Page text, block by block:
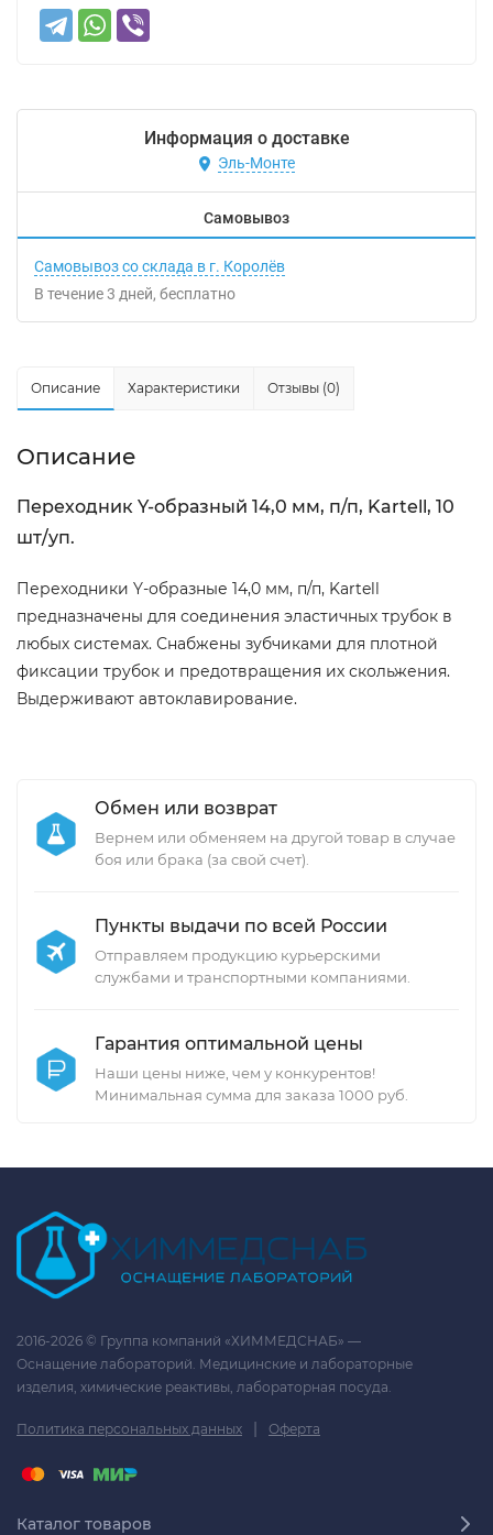
Информация о доставке
Эль-Монте
Самовывоз
Самовывоз со склада в г. Королёв
В течение3 дней Бесплатно
Описание Характеристики Отзывы (0)
Описание
Переходник Y-образный 14,0 мм, п/п, Kartell, 10
шт/уп.
Переходники Y-образные 14,0 мм, п/п, Kartell
предназначены для соединения эластичных трубок в
любых системах. Снабжены зубчиками для плотной
фиксации трубок и предотвращения их скольжения.
Выдерживают автоклавирование.
Обмен или возврат
Вернем или обменяем на другой товар в случае
боя или брака (за свой счет).
Пункты выдачи по всей России
Отправляем продукцию курьерскими
службами и транспортными компаниями.
Гарантия оптимальной цены
Наши цены ниже, чем у конкурентов!
Минимальная сумма для заказа 1000 руб.
2016-2026 © Группа компаний «ХИММЕДСНАБ» —
Оснащение лабораторий. Медицинские и лабораторные
изделия, химические реактивы, лабораторная посуда.
Политика персональных данных | Оферта
Каталог товаров